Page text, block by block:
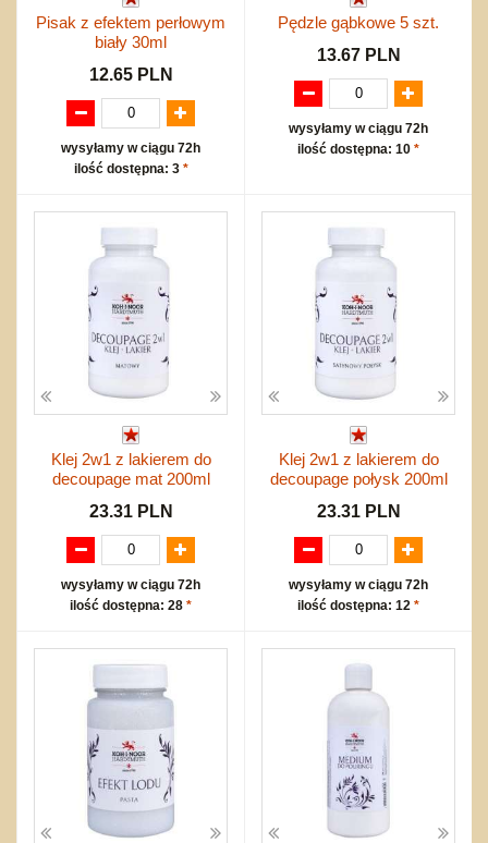
Pisak z efektem perłowym
biały 30ml
12.65 PLN
wysyłamy w ciągu 72h
ilość dostępna: 3 *
Pędzle gąbkowe 5 szt.
13.67 PLN
wysyłamy w ciągu 72h
ilość dostępna: 10 *
Klej 2w1 z lakierem do
decoupage mat 200ml
23.31 PLN
wysyłamy w ciągu 72h
ilość dostępna: 28 *
Klej 2w1 z lakierem do
decoupage połysk 200ml
23.31 PLN
wysyłamy w ciągu 72h
ilość dostępna: 12 *